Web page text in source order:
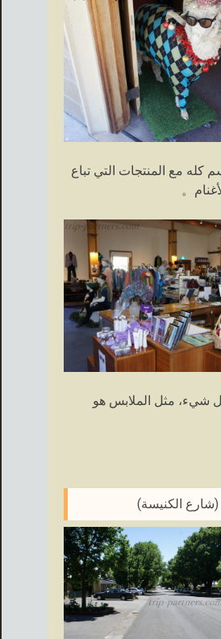
كله مع المنتجات التي تباع
。
شيء، مثل الملابس هو
الكنيسة)